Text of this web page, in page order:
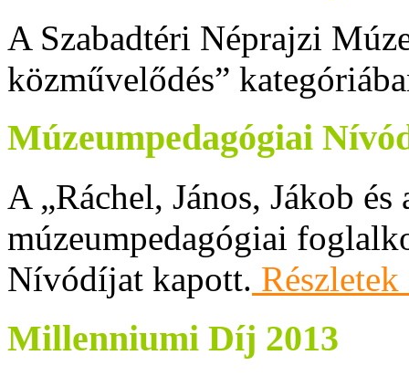
A Szabadtéri Néprajzi
közművelődés”
Múzeumpedagógiai
A „Ráchel, János, Jákob és
múzeumpedagógiai
Nívódíjat kapott.
Millenniumi Díj 2013